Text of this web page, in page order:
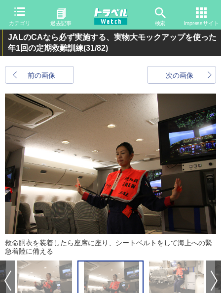
カテゴリ 過去記事 検索 Impressサイト
JALのCAなら必ず実施する、実物大モックアップを使った
年1回の定期救難訓練(31/82)
前の画像 次の画像
救命胴衣を装着したら座席に座り、シートベルトをして海上への緊
急着陸に備える